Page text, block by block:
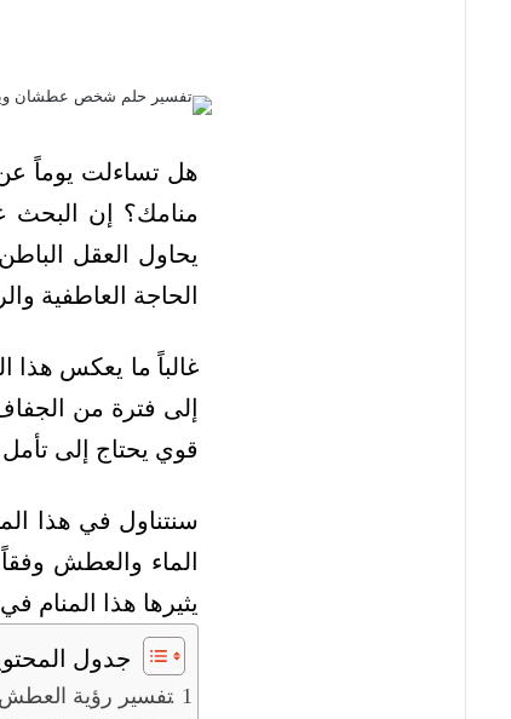
هل تساءلت يوماً
منامك؟ إن
يحاول العقل
الحاجة العاطفية
غالباً ما يعكس هذا
إلى فترة من
قوي يحتاج إلى
سنتناول في هذا
الماء والعطش
يثيرها هذا المنام
جدول
تفسير رؤية العطش